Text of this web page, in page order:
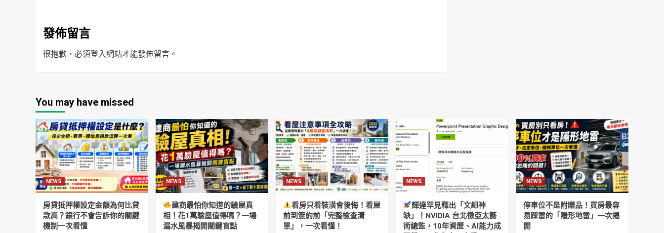
發佈留言
很抱歉，必須登入 網站才能發佈留言。
You may have missed
NEWS
房貸抵押權設定金額為何比貸
款高？銀行不會告訴你的關鍵
機制一次看懂
NEWS
建商最怕你知道的驗屋真
相！花1萬驗屋值得嗎？一場
漏水風暴揭開關鍵盲點
NEWS
看房只看裝潢會後悔！看屋
前到簽約前「完整檢查清
單」，一次看懂！
NEWS
輝達罕見釋出「文組神
缺」！NVIDIA 台北徵亞太藝
術總監，10年資歷、AI能力成
NEWS
停車位不是附贈品！買房最容
易踩雷的「隱形地雷」一次揭
開